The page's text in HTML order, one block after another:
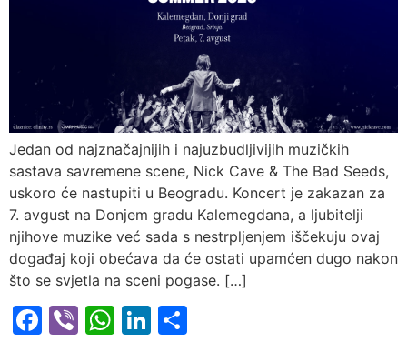
Jedan od najznačajnijih i najuzbudljivijih muzičkih
sastava savremene scene, Nick Cave & The Bad Seeds,
uskoro će nastupiti u Beogradu. Koncert je zakazan za
7. avgust na Donjem gradu Kalemegdana, a ljubitelji
njihove muzike već sada s nestrpljenjem iščekuju ovaj
događaj koji obećava da će ostati upamćen dugo nakon
što se svjetla na sceni pogase. […]
Facebook
ViberWhatsApp
LinkedIn